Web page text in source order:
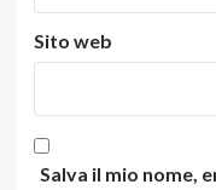
Sito web
Salva il mio nome,